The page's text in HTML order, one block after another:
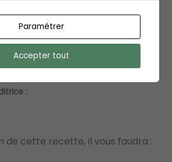
:
de cette recette, il vous faudra :
Paramétrer
Accepter tout